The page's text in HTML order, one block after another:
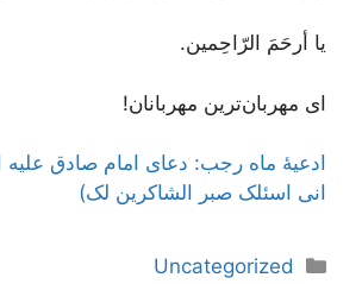
يا أرحَمَ الرّاحِمين.
ای مهربان‌ترین مهربانان!
ادعیۀ ماه رجب: دعای امام صادق علیه
انی اسئلک صبر الشاکرین لک)
دسته‌ها
Uncategorized